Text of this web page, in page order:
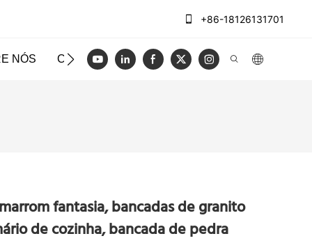
+86-18126131701
NÓS CASOS BLOG VÍDEO ENTRE EM
fantasia, bancadas de granito
de cozinha, bancada de pedra